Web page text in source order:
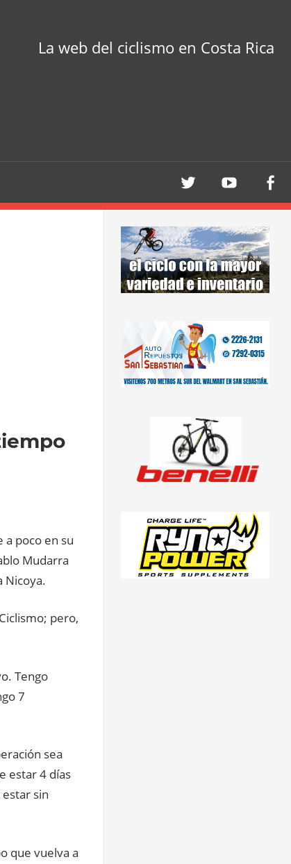
La web del ciclismo en Costa Rica
a poco en su
Mudarra
Nicoya.
pero,
Tengo
7
sea
estar 4 días
sin
que vuelva a